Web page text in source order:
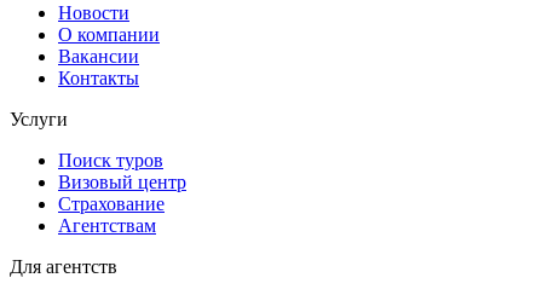
Новости
О компании
Вакансии
Контакты
Услуги
Поиск туров
Визовый центр
Страхование
Агентствам
Для агентств